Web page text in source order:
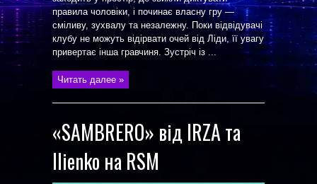
правила чоловіки, і починає власну гру —
сміливу, зухвалу та незалежну. Поки відвідувачі
клубу не можуть відірвати очей від Ліди, її увагу
привертає інша гравчиня. Зустріч із ...
Читать далее »
«SAMBRERO» від IRZA та
Ilienko на RSM